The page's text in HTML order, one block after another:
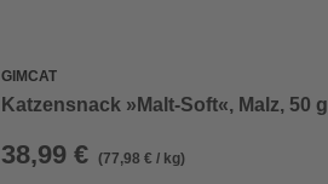
GIMCAT
Katzensnack »Malt-Soft«, Malz, 50 g
38,99 € (77,98 € / kg)